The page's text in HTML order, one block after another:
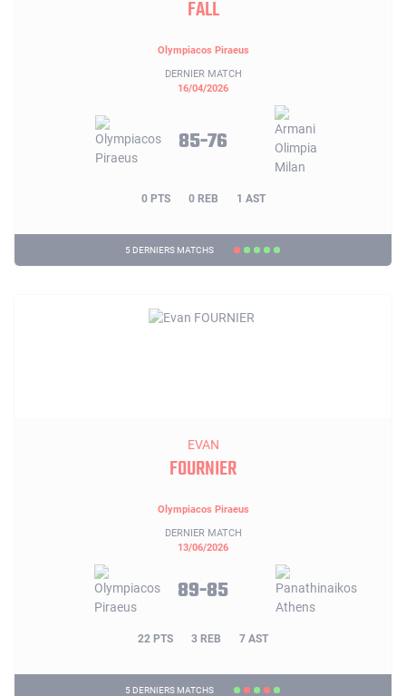
FALL
Olympiacos Piraeus
DERNIER MATCH
16/04/2026
85-76
0 PTS 0 REB 1 AST
5 DERNIERS MATCHS
EVAN
FOURNIER
Olympiacos Piraeus
DERNIER MATCH
13/06/2026
89-85
22 PTS 3 REB 7 AST
5 DERNIERS MATCHS